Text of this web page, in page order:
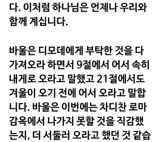
다. 이처럼 하나님은 언제나 우리와
함께 계십니다.
바울은 디모데에게 부탁한 것을 다
가져오라 하면서 9절에서 어서 속히
내게로 오라고 말했고 21절에서도
겨울이 오기 전에 어서 오라고 말합
니다. 바울은 이번에는 차디찬 로마
감옥에서 나가지 못할 것을 직감했
는지, 더 서둘러 오라고 했던 것 같습